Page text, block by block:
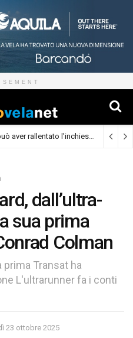
Bayesian, la carenza di giudici può aver rallentato l’inchiesta (Cronaca)
dall’ultra-
sua prima
Colman
prima Transat ha
L'ultrarunner fa i conti
23 ottobre 2025